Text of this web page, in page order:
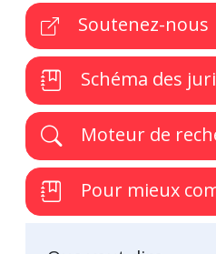
Soutenez-nous
Schéma des
Moteur de
Pour mieux